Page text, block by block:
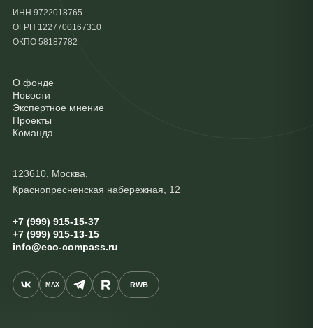
ИНН 9722018765
ОГРН 1227700167310
ОКПО 58187782
О фонде
Новости
Экспертное мнение
Проекты
Команда
123610, Москва,
Краснопресненская набережная, 12
+7 (999) 915-15-37
+7 (999) 915-13-15
info@eco-compass.ru
MAX RWB